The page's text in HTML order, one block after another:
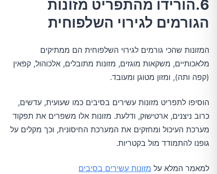
6.הורידו מהתפריט מזונות
הגורמים לגירוי השלפוחית
המזונות שהכי גורמים לגירוי השלפוחית הם ממתיקים
מלאכותיים, משקאות מוגזים, מזונות מתובלים, אלכוהול, קפאין
(קפה ותה), ומזון מטוגן ומעובד.
הוסיפו לתפריט מזונות עשירים בסיבים כמו שעועית, עדשים,
כרוב ניצנים, ארטישוק, ודלעת. מזונות אלו משפרים את תפקוד
מערכת העיכול ומחזקים את המערכת החיסונית, וכך מקלים על
גופנו להתמודד מול בקטריות.
למאמר המלא על מזונות עשירים בסיבים